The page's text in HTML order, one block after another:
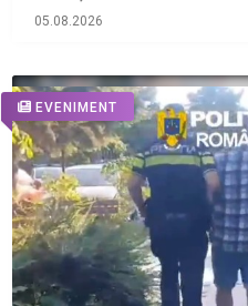
05.08.2026
EVENIMENT